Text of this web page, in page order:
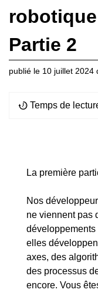
Partie 2
publié le 10 juillet 2024
Temps de
La première
Nos
ne viennent pas
elles
axes, des
des processus
encore. Vous